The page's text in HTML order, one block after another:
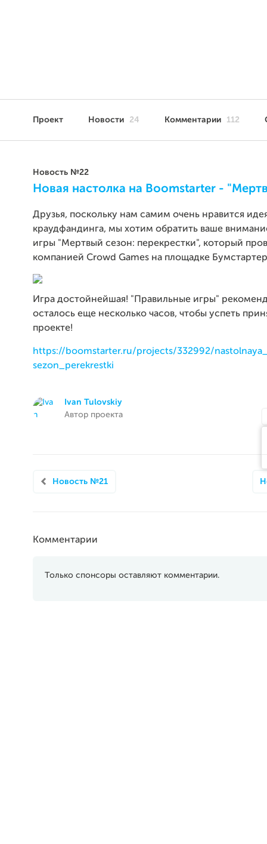
Проект Новости 24 Комментарии 112
Новость №22
Новая настолка на Boomstarter -
Друзья, поскольку нам самим очень нравится
краудфандинга, мы хотим обратить ваше
игры "Мертвый сезон: перекрестки", который
компанией Crowd Games на площадке
Игра достойнейшая! "Правильные игры"
осталось еще несколько часов, чтобы успеть
проекте!
https://boomstarter.ru/projects/332992/
sezon_perekrestki
Ivan Tulovskiy
Автор проекта
Новость №21
Комментарии
Только спонсоры оставляют комментарии.